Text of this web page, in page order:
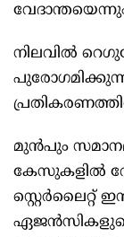
നിലവില്‍
മുന്‍പും
കേസുകളില്‍
സ്റ്റെര്‍ലൈറ്റ്
ഏജന്‍സികളുടെ